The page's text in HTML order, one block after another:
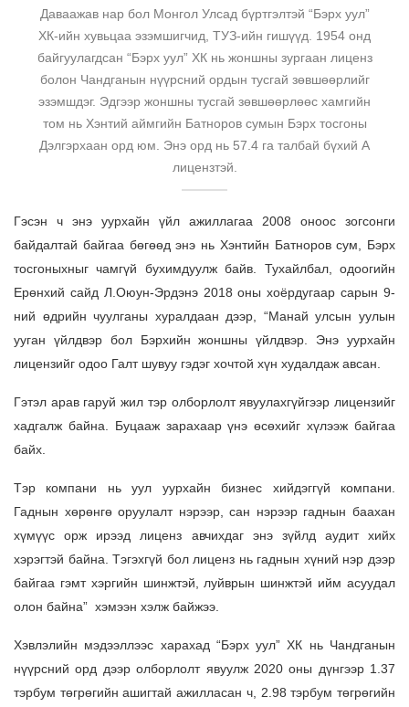
Даваажав нар бол Монгол Улсад бүртгэлтэй “Бэрх уул”
ХК-ийн хувьцаа эзэмшигчид, ТУЗ-ийн гишүүд. 1954 онд
байгуулагдсан “Бэрх уул” ХК нь жоншны зургаан лиценз
болон Чандганын нүүрсний ордын тусгай зөвшөөрлийг
эзэмшдэг. Эдгээр жоншны тусгай зөвшөөрлөөс хамгийн
том нь Хэнтий аймгийн Батноров сумын Бэрх тосгоны
Дэлгэрхаан орд юм. Энэ орд нь 57.4 га талбай бүхий А
лицензтэй.
Гэсэн ч энэ уурхайн үйл ажиллагаа 2008 оноос зогсонги
байдалтай байгаа бөгөөд энэ нь Хэнтийн Батноров сум, Бэрх
тосгоныхныг чамгүй бухимдуулж байв. Тухайлбал, одоогийн
Ерөнхий сайд Л.Оюун-Эрдэнэ 2018 оны хоёрдугаар сарын 9-
ний өдрийн чуулганы хуралдаан дээр, “Манай улсын уулын
ууган үйлдвэр бол Бэрхийн жоншны үйлдвэр. Энэ уурхайн
лицензийг одоо Галт шувуу гэдэг хочтой хүн худалдаж авсан.
Гэтэл арав гаруй жил тэр олборлолт явуулахгүйгээр лицензийг
хадгалж байна. Буцааж зарахаар үнэ өсөхийг хүлээж байгаа
байх.
Тэр компани нь уул уурхайн бизнес хийдэггүй компани.
Гаднын хөрөнгө оруулалт нэрээр, сан нэрээр гаднын баахан
хүмүүс орж ирээд лиценз авчихдаг энэ зүйлд аудит хийх
хэрэгтэй байна. Тэгэхгүй бол лиценз нь гаднын хүний нэр дээр
байгаа гэмт хэргийн шинжтэй, луйврын шинжтэй ийм асуудал
олон байна” хэмээн хэлж байжээ.
Хэвлэлийн мэдээллээс харахад “Бэрх уул” ХК нь Чандганын
нүүрсний орд дээр олборлолт явуулж 2020 оны дүнгээр 1.37
тэрбум төгрөгийн ашигтай ажилласан ч, 2.98 тэрбум төгрөгийн